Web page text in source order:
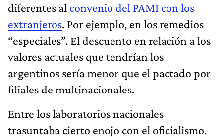
diferentes al convenio del PAMI con los
extranjeros. Por ejemplo, en los remedios
“especiales”. El descuento en relación a los
valores actuales que tendrían los
argentinos sería menor que el pactado por
filiales de multinacionales.
Entre los laboratorios nacionales
trasuntaba cierto enojo con el oficialismo.